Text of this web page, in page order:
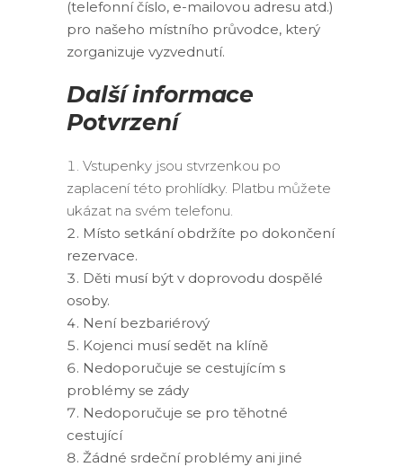
(telefonní číslo, e-mailovou adresu atd.)
pro našeho místního průvodce, který
zorganizuje vyzvednutí.
Další informace
Potvrzení
Vstupenky jsou stvrzenkou po
zaplacení této prohlídky. Platbu můžete
ukázat na svém telefonu.
Místo setkání obdržíte po dokončení
rezervace.
Děti musí být v doprovodu dospělé
osoby.
Není bezbariérový
Kojenci musí sedět na klíně
Nedoporučuje se cestujícím s
problémy se zády
Nedoporučuje se pro těhotné
cestující
Žádné srdeční problémy ani jiné